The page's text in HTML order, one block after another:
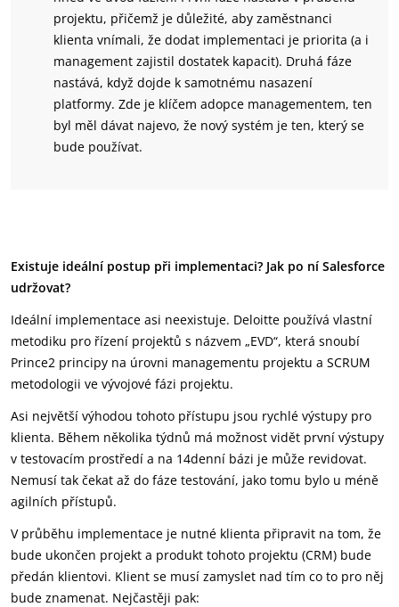
projektu, přičemž je důležité, aby zaměstnanci
klienta vnímali, že dodat implementaci je priorita (a i
management zajistil dostatek kapacit). Druhá fáze
nastává, když dojde k samotnému nasazení
platformy. Zde je klíčem adopce managementem, ten
byl měl dávat najevo, že nový systém je ten, který se
bude používat.
Existuje ideální postup při implementaci? Jak po ní Salesforce
udržovat?
Ideální implementace asi neexistuje. Deloitte používá vlastní
metodiku pro řízení projektů s názvem „EVD“, která snoubí
Prince2 principy na úrovni managementu projektu a SCRUM
metodologii ve vývojové fázi projektu.
Asi největší výhodou tohoto přístupu jsou rychlé výstupy pro
klienta. Během několika týdnů má možnost vidět první výstupy
v testovacím prostředí a na 14denní bázi je může revidovat.
Nemusí tak čekat až do fáze testování, jako tomu bylo u méně
agilních přístupů.
V průběhu implementace je nutné klienta připravit na tom, že
bude ukončen projekt a produkt tohoto projektu (CRM) bude
předán klientovi. Klient se musí zamyslet nad tím co to pro něj
bude znamenat. Nejčastěji pak: